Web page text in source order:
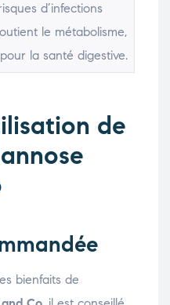
d’infections
le métabolisme,
la santé digestive.
de
bienfaits de